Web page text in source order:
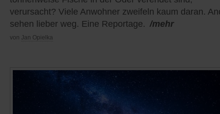
verursacht? Viele Anwohner zweifeln kaum daran.
sehen lieber weg. Eine Reportage. /mehr
von Jan Opielka